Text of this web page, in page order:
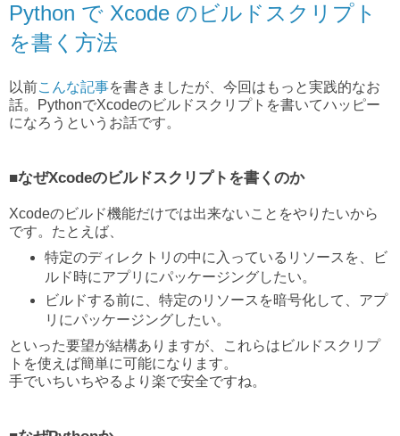
Python で Xcode のビルドスクリプト
を書く方法
以前こんな記事を書きましたが、今回はもっと実践的なお
話。PythonでXcodeのビルドスクリプトを書いてハッピー
になろうというお話です。
■なぜXcodeのビルドスクリプトを書くのか
Xcodeのビルド機能だけでは出来ないことをやりたいから
です。たとえば、
特定のディレクトリの中に入っているリソースを、ビ
ルド時にアプリにパッケージングしたい。
ビルドする前に、特定のリソースを暗号化して、アプ
リにパッケージングしたい。
といった要望が結構ありますが、これらはビルドスクリプ
トを使えば簡単に可能になります。
手でいちいちやるより楽で安全ですね。